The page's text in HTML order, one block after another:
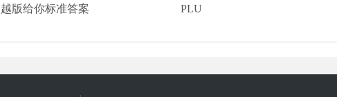
越版给你标准答案
PLU